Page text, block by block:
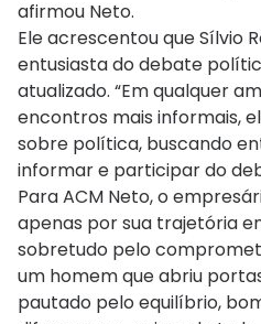
afirmou Neto.
Ele acrescentou que Sílvio
entusiasta do debate
atualizado. “Em qualquer
encontros mais informais,
sobre política, buscando
informar e participar do
Para ACM Neto, o
apenas por sua trajetória
sobretudo pelo
um homem que abriu
pautado pelo equilíbrio,